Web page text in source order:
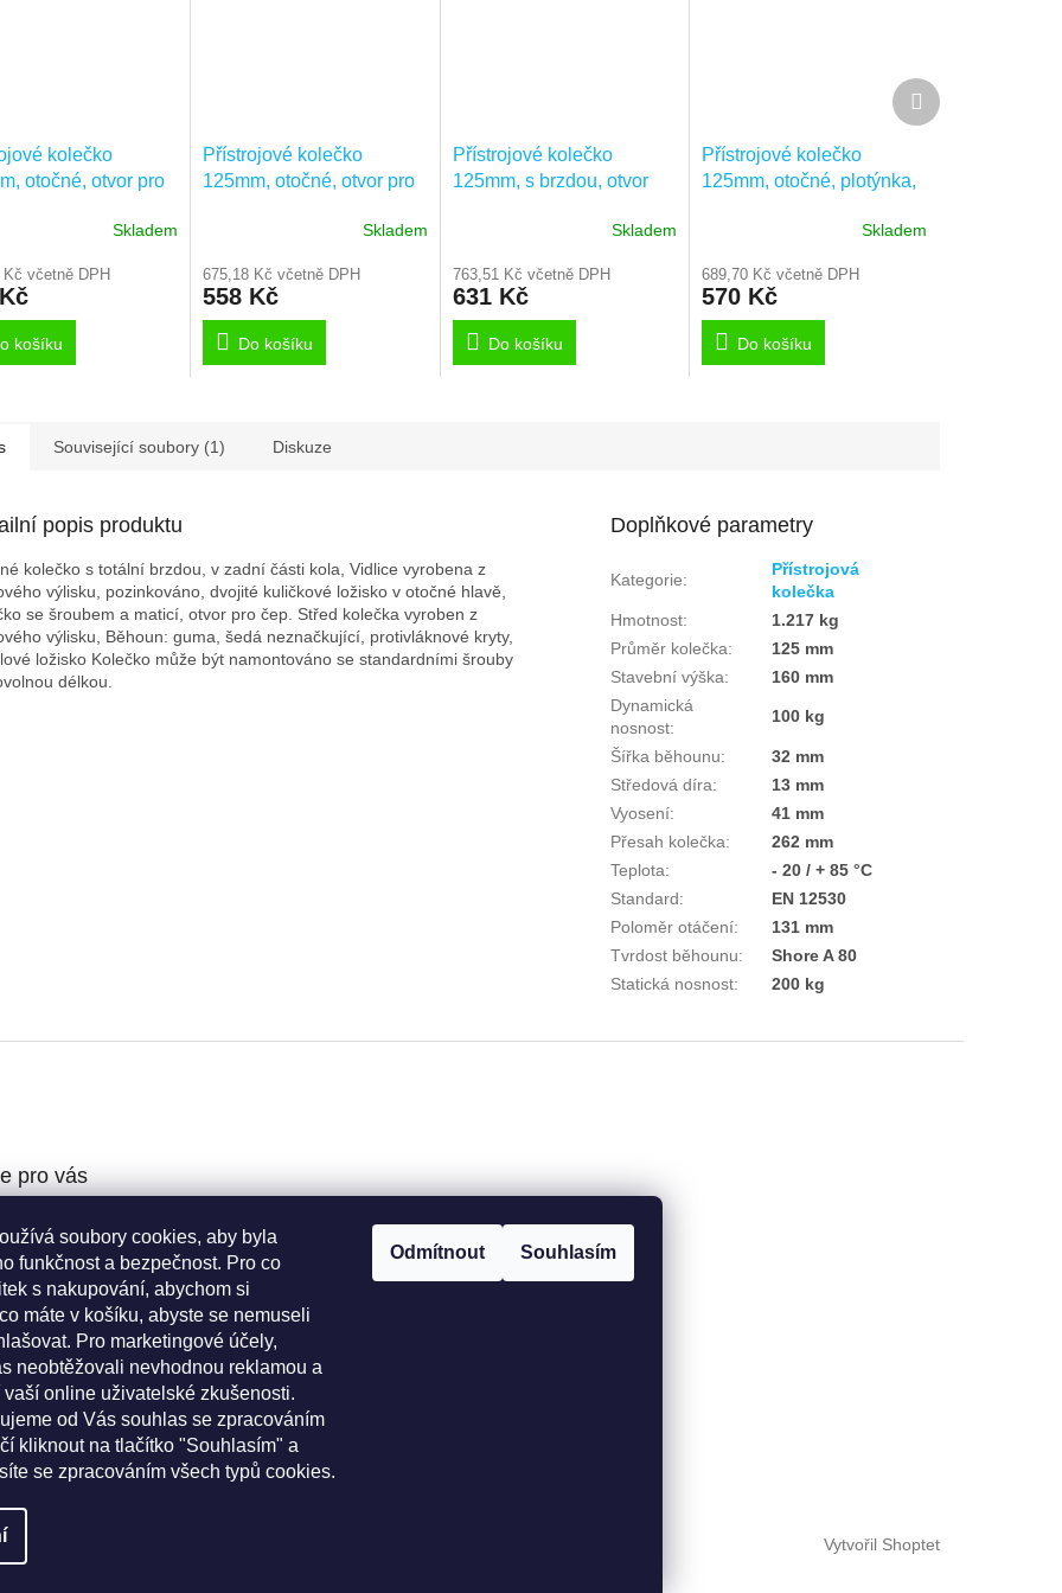
soubory cookies, aby byla
funkčnost a bezpečnost. Pro co
s nakupování, abychom si
máte v košíku, abyste se nemuseli
Pro marketingové účely,
neobtěžovali nevhodnou reklamou a
online uživatelské zkušenosti.
od Vás souhlas se zpracováním
kliknout na tlačítko "Souhlasím" a
se zpracováním všech typů cookies.
Odmítnout Souhlasím
kolečko
otočné, otvor pro
Skladem
Kč včetně DPH
košíku
Přístrojové kolečko
125mm, otočné, otvor pro
Skladem
675,18 Kč včetně DPH
558 Kč
Do košíku
Přístrojové kolečko
125mm, s brzdou, otvor
Skladem
763,51 Kč včetně DPH
631 Kč
Do košíku
Přístrojové kolečko
125mm, otočné, plotýnka,
Skladem
689,70 Kč včetně DPH
570 Kč
Do košíku
Další
produkt
Související soubory (1) Diskuze
popis produktu
kolečko s totální brzdou, v zadní části kola, Vidlice vyrobena z
výlisku, pozinkováno, dvojité kuličkové ložisko v otočné hlavě,
se šroubem a maticí, otvor pro čep. Střed kolečka vyroben z
výlisku, Běhoun: guma, šedá neznačkující, protivláknové kryty,
ložisko Kolečko může být namontováno se standardními šrouby
délkou.
Doplňkové parametry
Kategorie:
Přístrojová
kolečka
Hmotnost:
1.217 kg
Průměr kolečka:
125 mm
Stavební výška:
160 mm
Dynamická
nosnost:
100 kg
Šířka běhounu:
32 mm
Středová díra:
13 mm
Vyosení:
41 mm
Přesah kolečka:
262 mm
Teplota:
- 20 / + 85 °C
Standard:
EN 12530
Poloměr otáčení:
131 mm
Tvrdost běhounu:
Shore A 80
Statická nosnost: 200 kg
pro vás
osobních
řád
koleček
Vytvořil Shoptet
nastavení cookies